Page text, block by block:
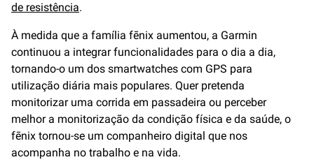
de resistência.
À medida que a família fēnix aumentou, a Garmin
continuou a integrar funcionalidades para o dia a dia,
tornando-o um dos smartwatches com GPS para
utilização diária mais populares. Quer pretenda
monitorizar uma corrida em passadeira ou perceber
melhor a monitorização da condição física e da saúde, o
fēnix tornou-se um companheiro digital que nos
acompanha no trabalho e na vida.